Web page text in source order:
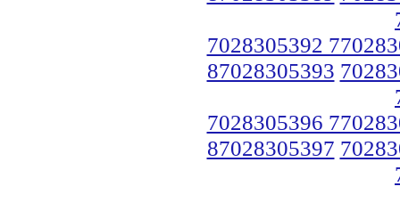
7028305392
87028305393
7028305396
87028305397